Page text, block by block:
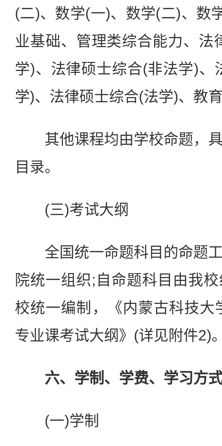
(二)、数学(一)、数学(二)、数
业基础、管理类综合能力、法
学)、法律硕士综合(非法学)、
学)、法律硕士综合(法学)、教
其他课程均由学校命题，具
目录。
(三)考试大纲
全国统一命题科目的命题工
院统一组织;自命题科目由我
校统一编制，《内蒙古科技大
专业课考试大纲》(详见附件2)
六、学制、学费、学习方式
(一)学制